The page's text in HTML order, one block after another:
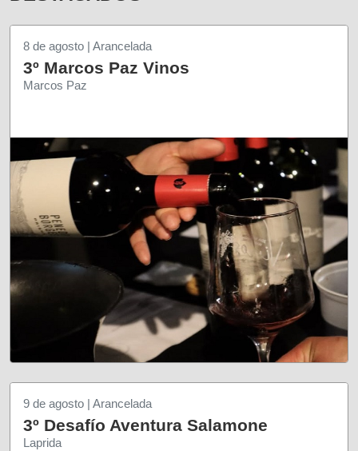
8 de agosto | Arancelada
3º Marcos Paz Vinos
Marcos Paz
9 de agosto | Arancelada
3º Desafío Aventura Salamone
Laprida